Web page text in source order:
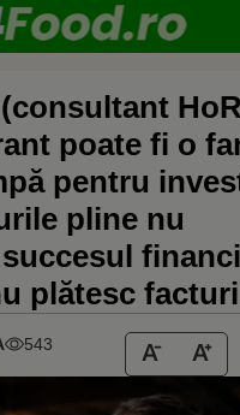
poate fi o
pentru
pline nu
plătesc
543